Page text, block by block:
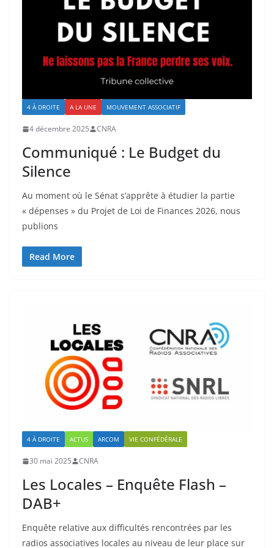
4 À DROITE A LA UNE MOUVEMENT ASSOCIATIF
4 décembre 2025 CNRA
Communiqué : Le Budget du
Silence
Au moment où le Sénat s’apprête à étudier la partie
« dépenses » du Projet de Loi de Finances 2026, nous
publions
Read More
4 À DROITE ACTUS ARCOM VIE CONFÉDÉRALE
30 mai 2025 CNRA
Les Locales – Enquête Flash –
DAB+
Enquête relative aux difficultés rencontrées par les
radios associatives locales au niveau de leur place sur